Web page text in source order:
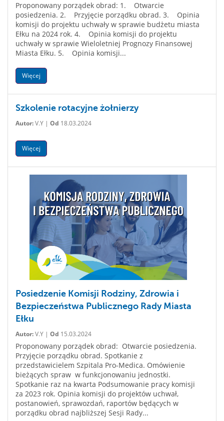
Proponowany porządek obrad: 1. Otwarcie
posiedzenia. 2. Przyjęcie porządku obrad. 3. Opinia
komisji do projektu uchwały w sprawie budżetu miasta
Ełku na 2024 rok. 4. Opinia komisji do projektu
uchwały w sprawie Wieloletniej Prognozy Finansowej
Miasta Ełku. 5. Opinia komisji...
Więcej
Szkolenie rotacyjne żołnierzy
Autor:V.Y | Od 18.03.2024
Więcej
Posiedzenie Komisji Rodziny, Zdrowia i
Bezpieczeństwa Publicznego Rady Miasta
Ełku
Autor:V.Y | Od 15.03.2024
Proponowany porządek obrad: Otwarcie posiedzenia.
Przyjęcie porządku obrad. Spotkanie z
przedstawicielem Szpitala Pro-Medica. Omówienie
bieżących spraw w funkcjonowaniu jednostki.
Spotkanie raz na kwarta Podsumowanie pracy komisji
za 2023 rok. Opinia komisji do projektów uchwał,
postanowień, sprawozdań, raportów będących w
porządku obrad najbliższej Sesji Rady...